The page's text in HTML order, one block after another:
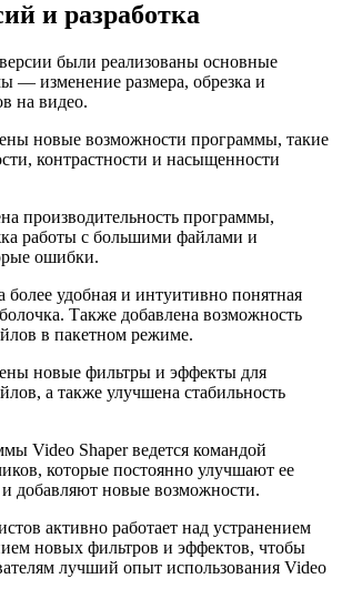
и разработка
были реализованы основные
— изменение размера, обрезка и
на видео.
новые возможности программы, такие
контрастности и насыщенности
производительность программы,
работы с большими файлами и
ошибки.
более удобная и интуитивно понятная
Также добавлена возможность
в пакетном режиме.
новые фильтры и эффекты для
а также улучшена стабильность
Video Shaper ведется командой
которые постоянно улучшают ее
добавляют новые возможности.
активно работает над устранением
новых фильтров и эффектов, чтобы
лучший опыт использования Video